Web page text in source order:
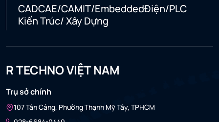
CADCAE/CAMIT/EmbeddedĐiện/PLC
Kiến Trúc/ Xây Dựng
R TECHNO VIỆT NAM
Trụ sở chính
107 Tân Cảng, Phường Thạnh Mỹ Tây, TPHCM